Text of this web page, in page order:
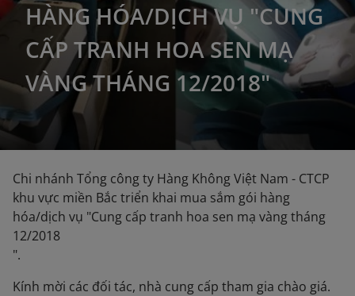
HÀNG HÓA/DỊCH VỤ "CUNG
CẤP TRANH HOA SEN MẠ
VÀNG THÁNG 12/2018"
Chi nhánh Tổng công ty Hàng Không Việt Nam - CTCP
khu vực miền Bắc triển khai mua sắm gói hàng
hóa/dịch vụ "Cung cấp tranh hoa sen mạ vàng tháng
12/2018
".
Kính mời các đối tác, nhà cung cấp tham gia chào giá.